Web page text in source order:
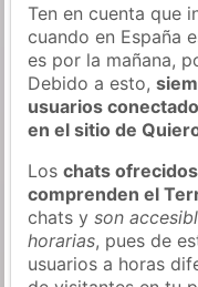
Ten en cuenta que
cuando en España
es por la mañana,
Debido a esto,
usuarios
en el sitio de
Loschats
comprenden el
chats yson
horarias, pues de
usuarios a horas